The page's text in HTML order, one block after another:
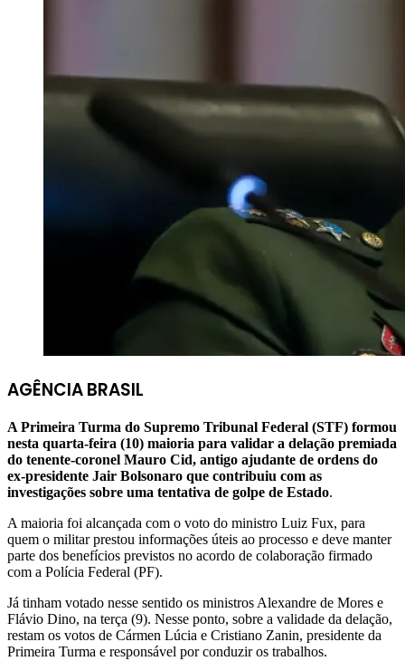
AGÊNCIA BRASIL
A Primeira Turma do Supremo Tribunal Federal (STF) formou
nesta quarta-feira (10) maioria para validar a delação premiada
do tenente-coronel Mauro Cid, antigo ajudante de ordens do
ex-presidente Jair Bolsonaro que contribuiu com as
investigações sobre uma tentativa de golpe de Estado.
A maioria foi alcançada com o voto do ministro Luiz Fux, para
quem o militar prestou informações úteis ao processo e deve manter
parte dos benefícios previstos no acordo de colaboração firmado
com a Polícia Federal (PF).
Já tinham votado nesse sentido os ministros Alexandre de Mores e
Flávio Dino, na terça (9). Nesse ponto, sobre a validade da delação,
restam os votos de Cármen Lúcia e Cristiano Zanin, presidente da
Primeira Turma e responsável por conduzir os trabalhos.